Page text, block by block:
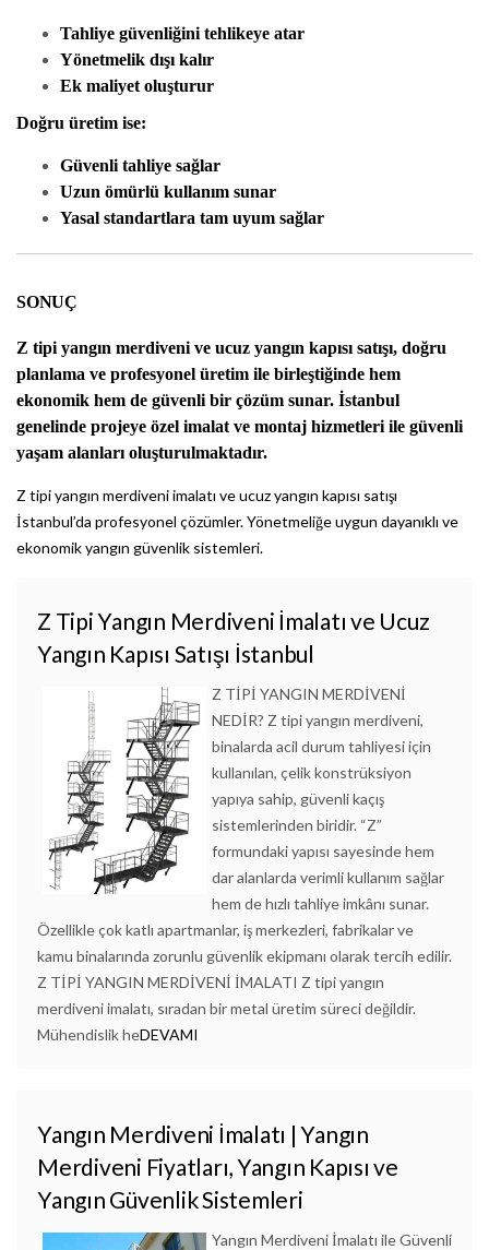
Tahliye güvenliğini tehlikeye atar
Yönetmelik dışı kalır
Ek maliyet oluşturur
Doğru üretim ise:
Güvenli tahliye sağlar
Uzun ömürlü kullanım sunar
Yasal standartlara tam uyum sağlar
SONUÇ
Z tipi yangın merdiveni ve ucuz yangın kapısı satışı, doğru
planlama ve profesyonel üretim ile birleştiğinde hem
ekonomik hem de güvenli bir çözüm sunar. İstanbul
genelinde projeye özel imalat ve montaj hizmetleri ile güvenli
yaşam alanları oluşturulmaktadır.
Z tipi yangın merdiveni imalatı ve ucuz yangın kapısı satışı
İstanbul’da profesyonel çözümler. Yönetmeliğe uygun dayanıklı ve
ekonomik yangın güvenlik sistemleri.
Z Tipi Yangın Merdiveni İmalatı ve Ucuz
Yangın Kapısı Satışı İstanbul
Z TİPİ YANGIN MERDİVENİ
NEDİR? Z tipi yangın merdiveni,
binalarda acil durum tahliyesi için
kullanılan, çelik konstrüksiyon
yapıya sahip, güvenli kaçış
sistemlerinden biridir. “Z”
formundaki yapısı sayesinde hem
dar alanlarda verimli kullanım sağlar
hem de hızlı tahliye imkânı sunar.
Özellikle çok katlı apartmanlar, iş merkezleri, fabrikalar ve
kamu binalarında zorunlu güvenlik ekipmanı olarak tercih edilir.
Z TİPİ YANGIN MERDİVENİ İMALATI Z tipi yangın
merdiveni imalatı, sıradan bir metal üretim süreci değildir.
Mühendislik heDEVAMI
Yangın Merdiveni İmalatı | Yangın
Merdiveni Fiyatları, Yangın Kapısı ve
Yangın Güvenlik Sistemleri
Yangın Merdiveni İmalatı ile Güvenli